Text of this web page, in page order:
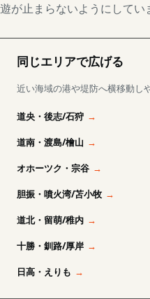
遊が止まらないようにしてい
同じエリアで広げる
近い海域の港や堤防へ横移動し
道央・後志/石狩
道南・渡島/檜山
オホーツク・宗谷
胆振・噴火湾/苫小牧
道北・留萌/稚内
十勝・釧路/厚岸
日高・えりも